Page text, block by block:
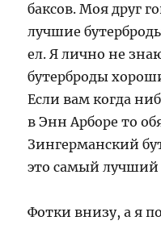
баксов. Моя друг
лучшие
ел. Я лично не
бутерброды
Если вам когда
в Энн Арборе то
Зингерманский
это самый лучший
Фотки внизу, а я